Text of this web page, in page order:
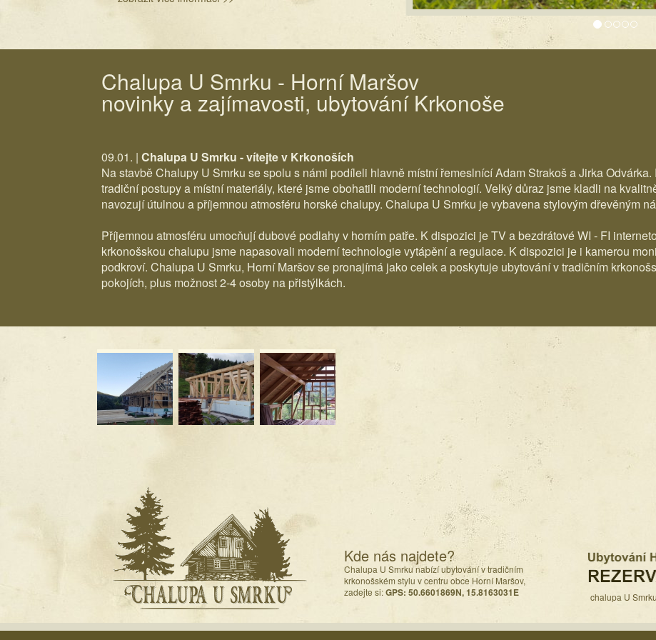
Chalupa U Smrku - Horní Maršov
novinky a zajímavosti, ubytování Krkonoše
09.01. | Chalupa U Smrku - vítejte v Krkonoších
Na stavbě Chalupy U Smrku se spolu s námi podíleli hlavně místní řemeslnící Adam Strakoš a Jirka
tradiční postupy a místní materiály, které jsme obohatili moderní technologií. Velký důraz jsme kladli na
navozují útulnou a příjemnou atmosféru horské chalupy. Chalupa U Smrku je vybavena stylovým dřevěným
Příjemnou atmosféru umocňují dubové podlahy v horním patře. K dispozici je TV a bezdrátové WI - FI
krkonošskou chalupu jsme napasovali moderní technologie vytápění a regulace. K dispozici je i kamerou
podkroví. Chalupa U Smrku, Horní Maršov se pronajímá jako celek a poskytuje ubytování v tradičním
pokojích, plus možnost 2-4 osoby na přistýlkách.
Kde nás najdete?
Chalupa U Smrku nabízí ubytování v tradičním
krkonošském stylu v centru obce Horní Maršov,
zadejte si:GPS: 50.6601869N, 15.8163031E chalupa U Smrku